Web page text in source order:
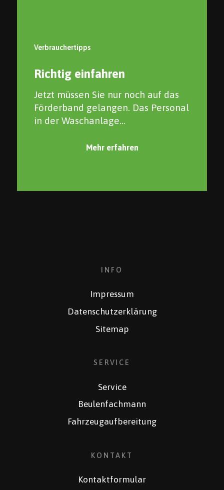
Verbrauchertipps
Richtig einfahren
Jetzt müssen Sie nur noch auf das
Förderband gelangen. Das Personal
in der Waschanlage...
Mehr erfahren
INFO
Impressum
Datenschutzerklärung
Sitemap
SERVICE
Service
Beulenfachmann
Fahrzeugaufbereitung
KONTAKT
Kontaktformular